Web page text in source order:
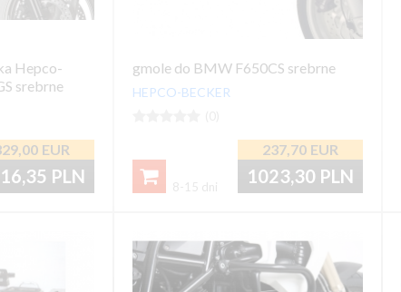
Hepco-
srebrne
EUR
PLN
gmole do BMW F650CS srebrne
HEPCO-BECKER
237,70 EUR
1023,30 PLN

8-15 dni